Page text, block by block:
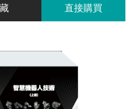
直接購買